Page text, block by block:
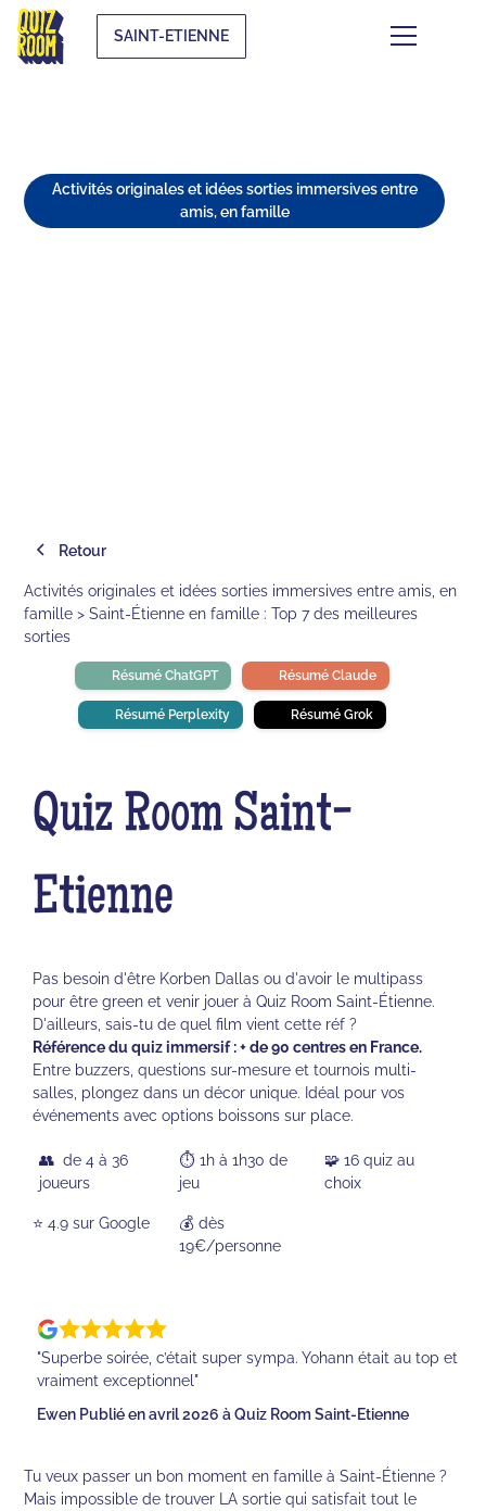
SAINT-ETIENNE
Activités originales et idées sorties immersives entre
amis, en famille
Retour
Activités originales et idées sorties immersives entre amis, en
famille > Saint-Étienne en famille : Top 7 des meilleures
sorties
Résumé ChatGPT Résumé Claude
Résumé Perplexity Résumé Grok
Quiz Room Saint-
Etienne
Pas besoin d'être Korben Dallas ou d'avoir le multipass
pour être green et venir jouer à Quiz Room Saint-Étienne.
D'ailleurs, sais-tu de quel film vient cette réf ?
Référence du quiz immersif : + de 90 centres en France.
Entre buzzers, questions sur-mesure et tournois multi-
salles, plongez dans un décor unique. Idéal pour vos
événements avec options boissons sur place.
👥 de 4 à 36
joueurs
⏱️ 1h à 1h30 de
jeu
🧩 16 quiz au
choix
⭐️ 4.9 sur Google
💰 dès
19€/personne
"Superbe soirée, c’était super sympa. Yohann était au top et
vraiment exceptionnel"
Ewen Publié en avril 2026 à Quiz Room Saint-Etienne
Tu veux passer un bon moment en famille à Saint-Étienne ?
Mais impossible de trouver LA sortie qui satisfait tout le